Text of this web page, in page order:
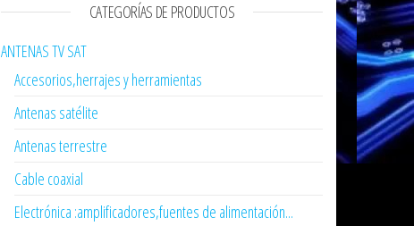
CATEGORÍAS DE PRODUCTOS
ANTENAS TV SAT
Accesorios,herrajes y herramientas
Antenas satélite
Antenas terrestre
Cable coaxial
Electrónica :amplificadores,fuentes de alimentación...